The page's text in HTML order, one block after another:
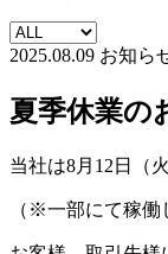
2025.08.09 お知ら
夏季休業の
当社は8月12日（
（※一部にて稼働